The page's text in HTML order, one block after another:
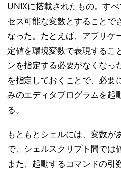
UNIXに搭載されたもの。す
セス可能な変数とすることで
なった。たとえば、アプリケ
定値を環境変数で表現するこ
ンを指定する必要がなくなっ
を指定しておくことで、必要
みのエディタプログラムを起
る。
もともとシェルには、変数が
で、シェルスクリプト間では
また、起動するコマンドの引